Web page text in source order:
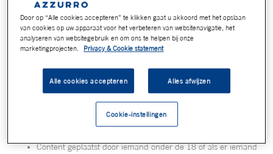
zoals Peroni Nastro Azzurro, Asahi Super Dry en Viper.
Grolsch wil stimuleren dat verantwoord met alcohol wordt
omgegaan. Grolsch staat voor Echt. Karakter. En karakter is het
zelfvertrouwen en de overtuiging hebben om je eigen pad te
kiezen. En met mate drinken is ook karakter, iets waar je zelf voor
kiest. Grolsch wil daar een duidelijke rol in spelen. Vandaar dat de
volgende huisregels gelden als het gaat om het plaatsen of delen
van comments, foto’s of ander (beeld)materiaal op onze kanalen:
Géén 18, géén alcohol:
Content geplaatst door iemand onder de 18 óf als er iemand
Door op “Alle cookies accepteren” te klikken gaat u akkoord met het opslaan
van cookies op uw apparaat voor het verbeteren van websitenavigatie, het
analyseren van websitegebruik en om ons te helpen bij onze
marketingprojecten.
Privacy & Cookie statement
Alle cookies accepteren Alles afwijzen
Cookie-instellingen